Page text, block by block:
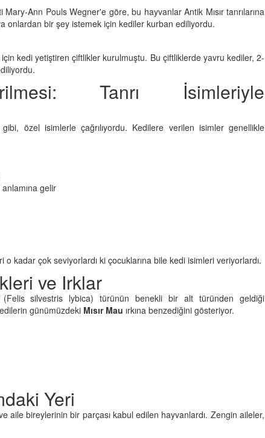
Ann Pouls Wegner'e göre, bu hayvanlar Antik Mısır tanrılarına
onlardan bir şey istemek için kediler kurban ediliyordu.
kedi yetiştiren çiftlikler kurulmuştu. Bu çiftliklerde yavru kediler, 2-
Tanrı İsimleriyle
özel isimlerle çağrılıyordu. Kedilere verilen isimler genellikle
gelir
o kadar çok seviyorlardı ki çocuklarına bile kedi isimleri veriyorlardı.
ve Irklar
(Felis silvestris lybica) türünün benekli bir alt türünden geldiği
günümüzdeki Mısır Mau ırkına benzediğini gösteriyor.
Yeri
aile bireylerinin bir parçası kabul edilen hayvanlardı. Zengin aileler,